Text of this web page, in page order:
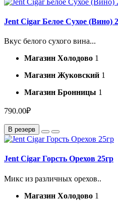
Jent Cigar Белое Сухое (Вино)
Вкус белого сухого вина...
Магазин Холодово 1
Магазин Жуковский 1
Магазин Бронницы 1
790.00₽
В резерв
Jent Cigar Горсть Орехов 25гр
Микс из различных орехов..
Магазин Холодово 1